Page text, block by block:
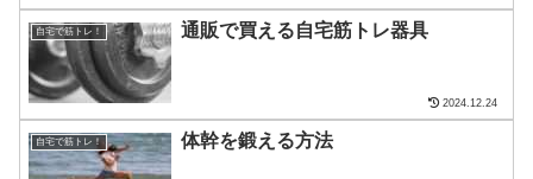
自宅で筋トレ！ 通販で買える自宅筋トレ器具
2024.12.24
自宅で筋トレ！ 体幹を鍛える方法